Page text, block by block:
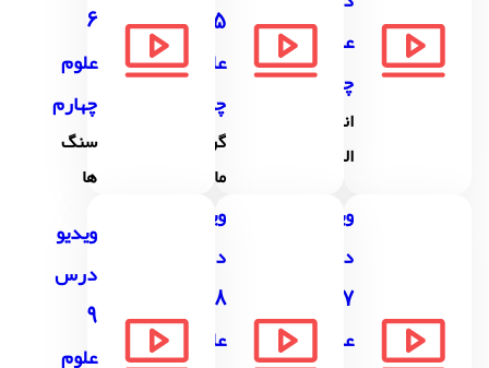
علوم
چهارم
انرژی
الکتریکی
5
علوم
چهارم
گرما و
مادّه
6
علوم
چهارم
سنگ
ها
ویدیو
درس
7
علوم
ویدیو
درس
8
علوم
ویدیو
درس
9
علوم